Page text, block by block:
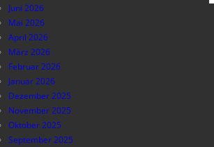
Juni 2026
Mai 2026
April 2026
März 2026
Februar 2026
Januar 2026
Dezember 2025
November 2025
Oktober 2025
September 2025